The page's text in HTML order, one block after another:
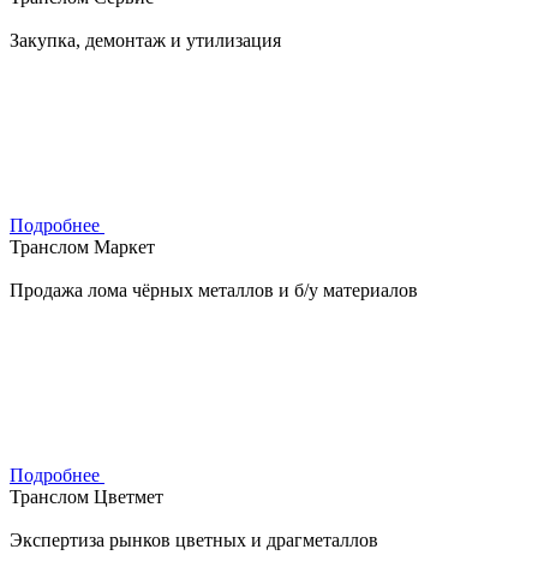
Закупка, демонтаж и утилизация
Подробнее
Транслом Маркет
Продажа лома чёрных металлов и б/у материалов
Подробнее
Транслом Цветмет
Экспертиза рынков цветных и драгметаллов